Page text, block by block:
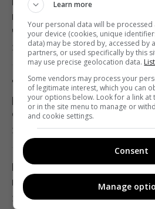
которая до сих пор может
человечество
21:18 суббота, 08 августа 2026
"Это очень больно": сын
рассказал о состоянии
отца
21:15 суббота, 08 августа 2026
Путин стянул в Москву
но потери все равно
21:04 суббота, 08 августа 2026
Learn more
Your personal data will be
your device (cookies, unique
data) may be stored by, accessed by
partners, or used specifically by this
may use precise geolocation data.
Some vendors may process your
of legitimate interest, which you can
your options below. Look for a link
or in the site menu to manage or
and cookie settings.
Consent
Manage